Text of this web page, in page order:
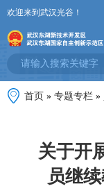
欢迎来到武汉光谷！
首页 » 专题专栏 »
关于开
员继